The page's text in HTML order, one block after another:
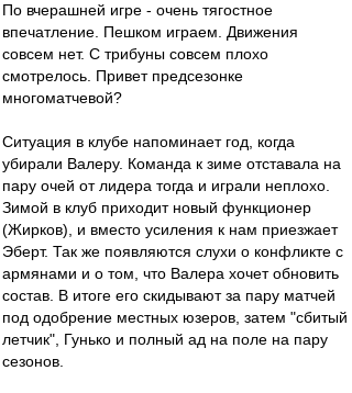
По вчерашней игре - очень тягостное
впечатление. Пешком играем. Движения
совсем нет. С трибуны совсем плохо
смотрелось. Привет предсезонке
многоматчевой?
Ситуация в клубе напоминает год, когда
убирали Валеру. Команда к зиме отставала на
пару очей от лидера тогда и играли неплохо.
Зимой в клуб приходит новый функционер
(Жирков), и вместо усиления к нам приезжает
Эберт. Так же появляются слухи о конфликте с
армянами и о том, что Валера хочет обновить
состав. В итоге его скидывают за пару матчей
под одобрение местных юзеров, затем "сбитый
летчик", Гунько и полный ад на поле на пару
сезонов.